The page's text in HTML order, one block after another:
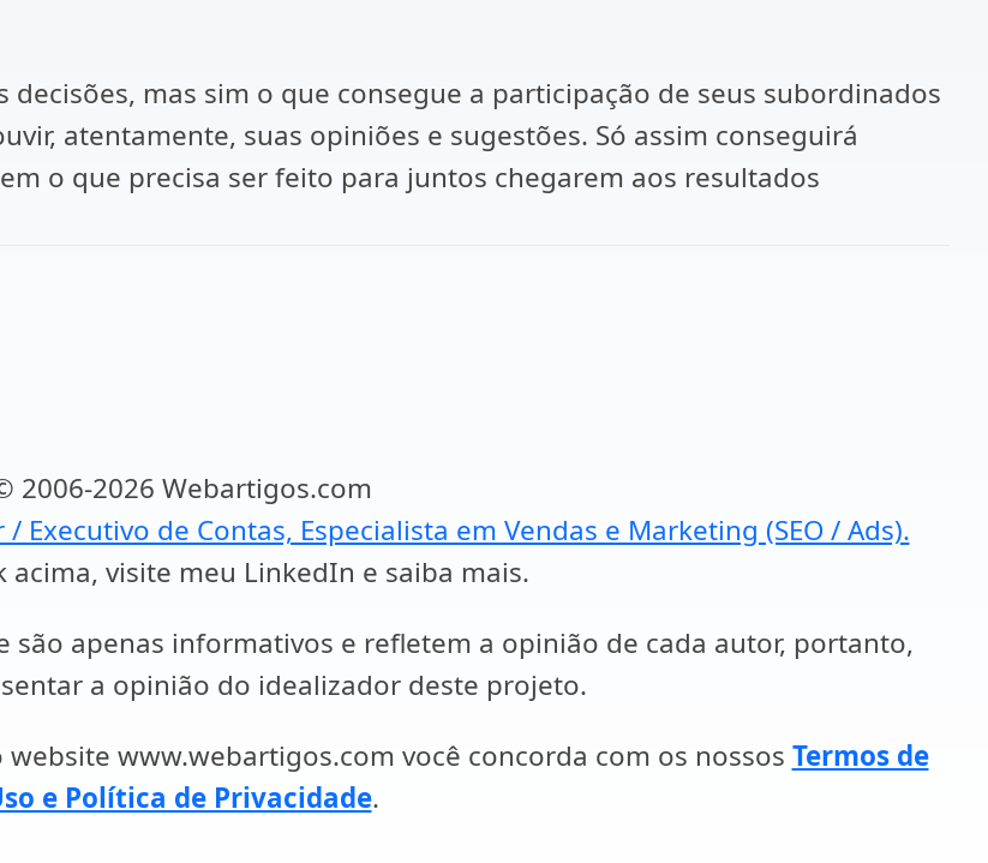
mas sim o que consegue a participação de seus subordinados
atentamente, suas opiniões e sugestões. Só assim conseguirá
o que precisa ser feito para juntos chegarem aos resultados
2006-2026 Webartigos.com
Executivo de Contas, Especialista em Vendas e Marketing (SEO / Ads).
acima, visite meu LinkedIn e saiba mais.
são apenas informativos e refletem a opinião de cada autor, portanto,
a opinião do idealizador deste projeto.
www.webartigos.com você concorda com os nossos Termos de
e Política de Privacidade.